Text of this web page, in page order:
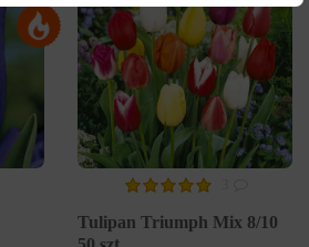
Tulipan Triumph Mix 8/10